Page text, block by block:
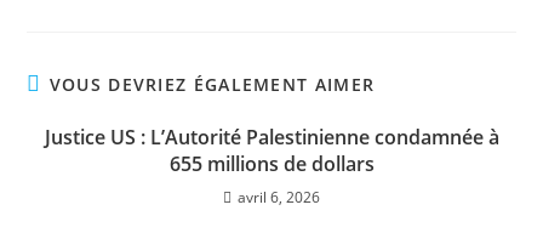
VOUS DEVRIEZ ÉGALEMENT AIMER
Justice US : L’Autorité Palestinienne condamnée à
655 millions de dollars
avril 6, 2026